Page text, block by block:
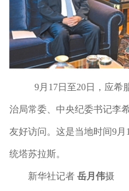
9月17日至20日，应希
治局常委、中央纪委书记李
友好访问。这是当地时间9
统塔苏拉斯。
新华社记者 岳月伟摄